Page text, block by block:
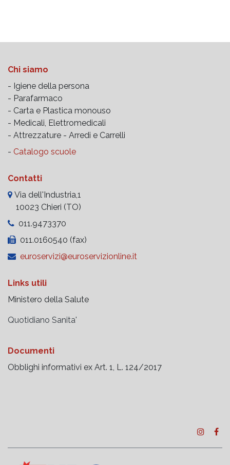
Chi siamo
- Igiene della persona
- Parafarmaco
- Carta e Plastica monouso
- Medicali, Elettromedicali
- Attrezzature - Arredi e Carrelli
- Catalogo scuole
Contatti
Via dell'Industria,1
10023 Chieri (TO)
011.9473370
011.0160540 (fax)
euroservizi@euroservizionline.it
Links utili
Ministero della Salute
Quotidiano Sanita'
Documenti
Obblighi informativi ex Art. 1, L. 124/2017